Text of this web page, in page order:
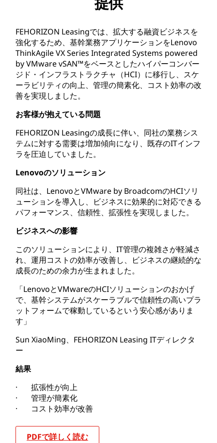
FEHORIZON Leasingでは、拡大する融資ビジネスを
強化するため、基幹業務アプリケーションをLenovo
ThinkAgile VX Series Integrated Systems powered
by VMware vSAN™をベースとしたハイパーコンバー
ジド・インフラストラクチャ（HCI）に移行し、スケ
ーラビリティの向上、管理の簡素化、コスト効率の改
善を実現しました。
お客様が抱えている問題
FEHORIZON Leasingの成長に伴い、同社の業務シス
テムに対する需要は増加傾向になり、既存のITインフ
ラを圧迫していました。
Lenovoのソリューション
同社は、LenovoとVMware by BroadcomのHCIソリ
ューションを導入し、ビジネスに効果的に対応できる
パフォーマンス、信頼性、拡張性を実現しました。
ビジネスへの影響
このソリューションにより、IT管理の複雑さが軽減さ
れ、運用コストの効率が改善し、ビジネスの継続的な
成長のための余力が生まれました。
「LenovoとVMwareのHCIソリューションのおかげ
で、基幹システムがスケーラブルで信頼性の高いプラ
ットフォームで稼動しているという安心感がありま
す」
Sun XiaoMing、FEHORIZON Leasing ITディレクタ
ー
結果
· 拡張性が向上
· 管理が簡素化
· コスト効率が改善
PDFで詳しく読む